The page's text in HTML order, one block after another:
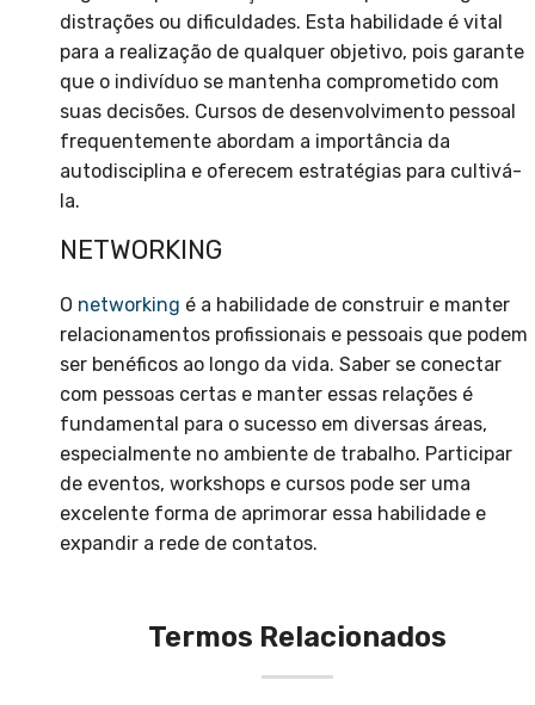
distrações ou dificuldades. Esta habilidade é vital
para a realização de qualquer objetivo, pois garante
que o indivíduo se mantenha comprometido com
suas decisões. Cursos de desenvolvimento pessoal
frequentemente abordam a importância da
autodisciplina e oferecem estratégias para cultivá-
la.
NETWORKING
O networking é a habilidade de construir e manter
relacionamentos profissionais e pessoais que podem
ser benéficos ao longo da vida. Saber se conectar
com pessoas certas e manter essas relações é
fundamental para o sucesso em diversas áreas,
especialmente no ambiente de trabalho. Participar
de eventos, workshops e cursos pode ser uma
excelente forma de aprimorar essa habilidade e
expandir a rede de contatos.
Termos Relacionados